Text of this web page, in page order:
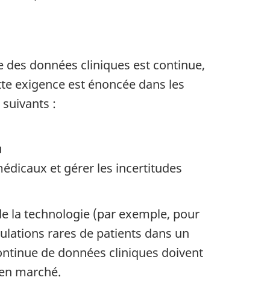
données cliniques est continue,
exigence est énoncée dans les
:
et gérer les incertitudes
la technologie (par exemple, pour
rares de patients dans un
de données cliniques doivent
marché.